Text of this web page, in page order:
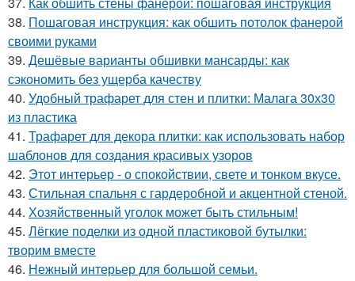
38. Пошаговая инструкция: как обшить потолок фанерой
своими руками
39. Дешёвые варианты обшивки мансарды: как
сэкономить без ущерба качеству
40. Удобный трафарет для стен и плитки: Малага 30х30
из пластика
41. Трафарет для декора плитки: как использовать набор
шаблонов для создания красивых узоров
42. Этот интерьер - о спокойствии, свете и тонком вкусе.
43. Стильная спальня с гардеробной и акцентной стеной.
44. Хозяйственный уголок может быть стильным!
45. Лёгкие поделки из одной пластиковой бутылки:
творим вместе
46. Нежный интерьер для большой семьи.